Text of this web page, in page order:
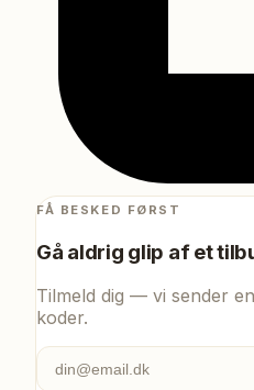
FÅ BESKED FØRST
Gå aldrig glip af et
Tilmeld dig — vi sender
koder.